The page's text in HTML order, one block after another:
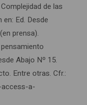
de las
Ed. Desde
prensa).
Abajo Nº 15.
Entre otras. Cfr.:
a-